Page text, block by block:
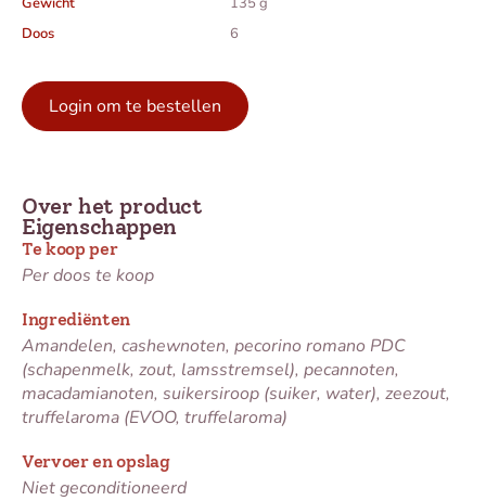
Doos
6
Login om te bestellen
Eigenschappen
Te koop per
Per doos te koop
Ingrediënten
Amandelen, cashewnoten, pecorino romano PDC
(schapenmelk, zout, lamsstremsel), pecannoten,
macadamianoten, suikersiroop (suiker, water), zeezout,
truffelaroma (EVOO, truffelaroma)
Vervoer en opslag
Niet geconditioneerd
Over het product